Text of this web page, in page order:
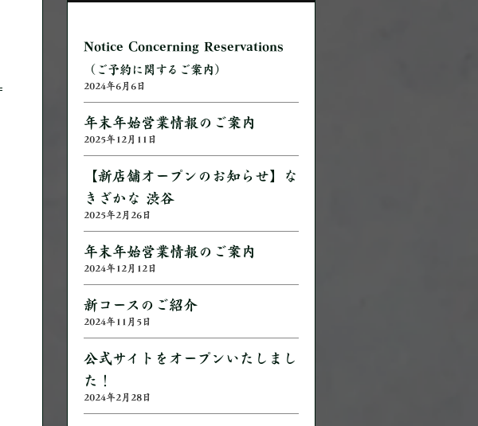
Notice Concerning Reservations
（ご予約に関するご案内）
2024年6月6日
年末年始営業情報のご案内
2025年12月11日
【新店舗オープンのお知らせ】な
きざかな 渋谷
2025年2月26日
年末年始営業情報のご案内
2024年12月12日
新コースのご紹介
2024年11月5日
公式サイトをオープンいたしまし
た！
2024年2月28日